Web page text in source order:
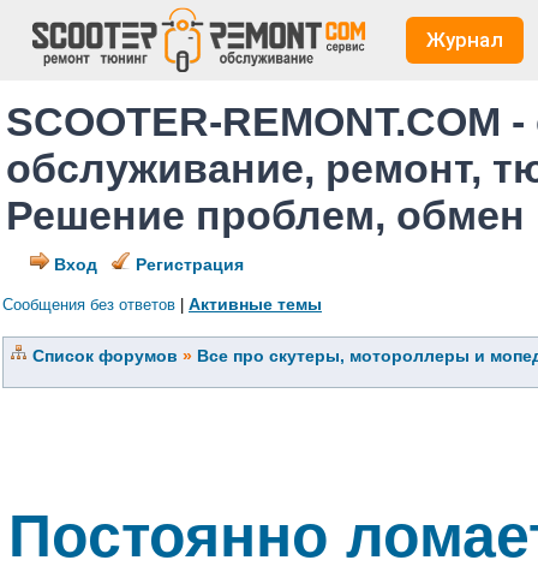
Журнал
SCOOTER-REMONT.COM
обслуживание, ремонт,
Решение проблем,
Вход Регистрация
Сообщения без ответов Активные темы
Список форумов » Все про скутеры, мотороллеры и
Постоянно